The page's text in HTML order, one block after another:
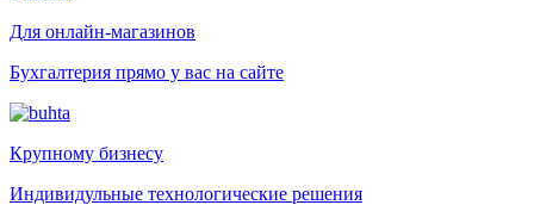
Для онлайн-магазинов
Бухгалтерия прямо у вас на сайте
Крупному бизнесу
Индивидульные технологические решения